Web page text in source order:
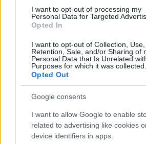
I want to opt-out of processing my
Personal Data for Targeted
Opted In
I want to opt-out of Collection, Use,
Retention, Sale, and/or Sharing of
Personal Data that Is Unrelated
Purposes for which it was collected.
Opted Out
Google consents
I want to allow Google to enable
related to advertising like cookies
device identifiers in apps.
F
a
ce
b
o
o
k
T
w
it
te
r
Pi
te
re
st
W
at
s
A
p
S
a
re
Articolo
Prossimo articolo
Ristorante distrutto dalle